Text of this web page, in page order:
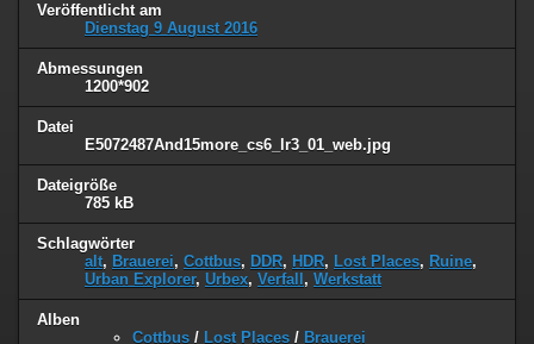
Veröffentlicht am
Dienstag 9 August 2016
Abmessungen
1200*902
Datei
E5072487And15more_cs6_lr3_01_web.jpg
Dateigröße
785 kB
Schlagwörter
alt, Brauerei, Cottbus, DDR, HDR, Lost Places, Ruine,
Urban Explorer, Urbex, Verfall, Werkstatt
Alben
Cottbus / Lost Places / Brauerei